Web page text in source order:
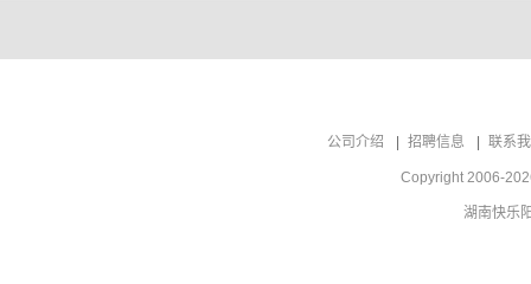
公司介绍 招聘信息 联系
Copyright 2006-
湖南快乐